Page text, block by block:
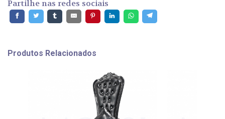
Partilhe nas redes sociais
Produtos Relacionados